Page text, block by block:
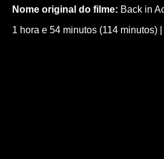
Nome original do filme: Back in
1 hora e 54 minutos (114 minutos)